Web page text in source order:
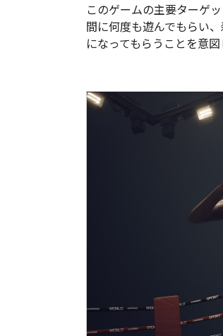
このゲームの主要ターゲ
間に何度も遊んでもらい
になってもらうことを意